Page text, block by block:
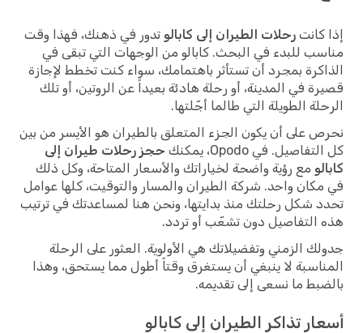
إذا كانت رحلات الطيران إلى كابالو تدور في ذهنك، فهذا وقت
مناسب للبدء في البحث. كابالو من الوجهات التي تبقى في
الذاكرة بمجرد أن تستأثر باهتمامك، سواء كنت تخطط لإجازة
قصيرة في المدينة، أو رحلة هادئة بعيداً عن الروتين، أو تلك
الرحلة الطويلة التي طالما أجّلتها.
نحرص على أن يكون الجزء المتعلق بالطيران هو الأيسر من بين
كل التفاصيل. في Opodo، يمكنك
حجز رحلات طيران إلى
كابالو مع رؤية واضحة لخياراتك والأسعار المتاحة، وكل ذلك
في مكان واحد. شركة الطيران والمسار والتوقيت، كلها عوامل
تحدد شكل رحلتك منذ بدايتها، ونحن هنا لمساعدتك في ترتيب
هذه التفاصيل دون تشعّب أو تردد.
جدولك الزمني وتفضيلاتك هي الأولوية. العثور على الرحلة
المناسبة لا ينبغي أن يستغرق وقتاً أطول مما يستحق، وهذا
بالضبط ما نسعى إلى تقديمه.
أسعار تذاكر الطيران إلى كابالو